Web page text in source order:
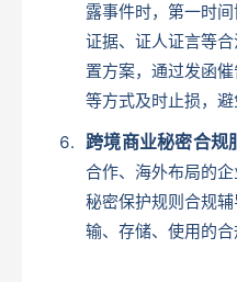
露事件时，第一时
证据、证人证言等
置方案，通过发函
等方式及时止损，避
跨境商业秘密合规
合作、海外布局的
秘密保护规则合规
输、存储、使用的合